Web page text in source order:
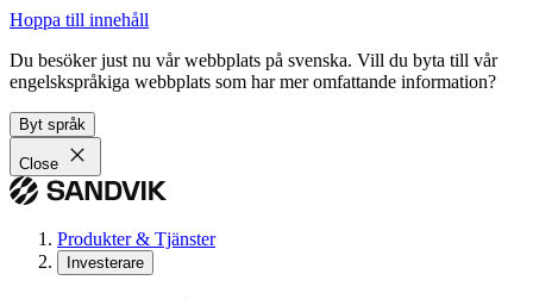
Hoppa till innehåll
Du besöker just nu vår webbplats på svenska. Vill du byta till vår
engelskspråkiga webbplats som har mer omfattande information?
Byt språk
Close
Produkter & Tjänster
Investerare